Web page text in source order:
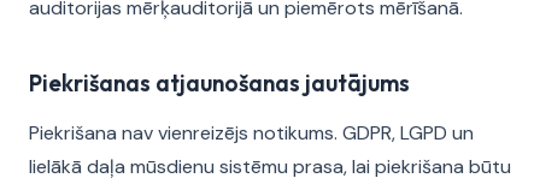
auditorijas mērķauditorijā un piemērots mērīšanā.
Piekrišanas atjaunošanas jautājums
Piekrišana nav vienreizējs notikums. GDPR, LGPD un
lielākā daļa mūsdienu sistēmu prasa, lai piekrišana būtu